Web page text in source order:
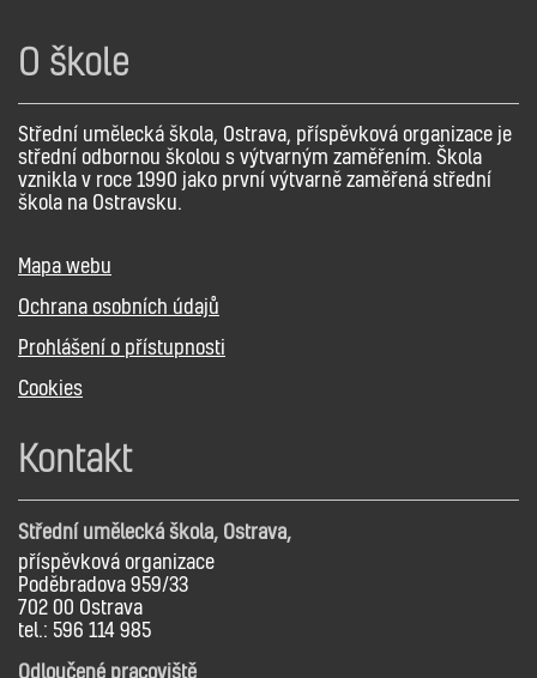
O škole
Střední umělecká škola, Ostrava, příspěvková organizace je
střední odbornou školou s výtvarným zaměřením. Škola
vznikla v roce 1990 jako první výtvarně zaměřená střední
škola na Ostravsku.
Mapa webu
Ochrana osobních údajů
Prohlášení o přístupnosti
Cookies
Kontakt
Střední umělecká škola, Ostrava,
příspěvková organizace
Poděbradova 959/33
702 00 Ostrava
tel.: 596 114 985
Odloučené pracoviště